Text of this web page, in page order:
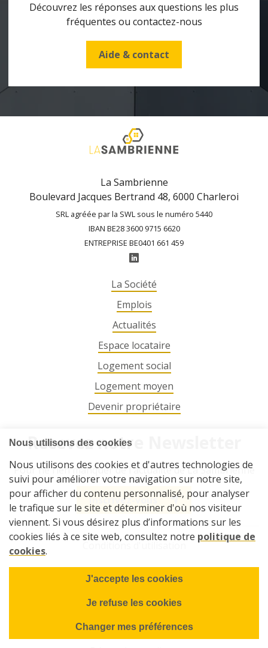
Découvrez les réponses aux questions les plus
fréquentes ou contactez-nous
Aide & contact
La Sambrienne
Boulevard Jacques Bertrand 48, 6000 Charleroi
SRL agréée par la SWL sous le numéro 5440
IBAN BE28 3600 9715 6620
ENTREPRISE BE0401 661 459
La Société
Emplois
Actualités
Espace locataire
Logement social
Logement moyen
Devenir propriétaire
Recevez notre Newsletter
Pour ne rien manquer de l'actualité de La Sambrienne
Inscrivez-vous
Conditions d'utilisation
Vie privée
Cookies
Plan du site